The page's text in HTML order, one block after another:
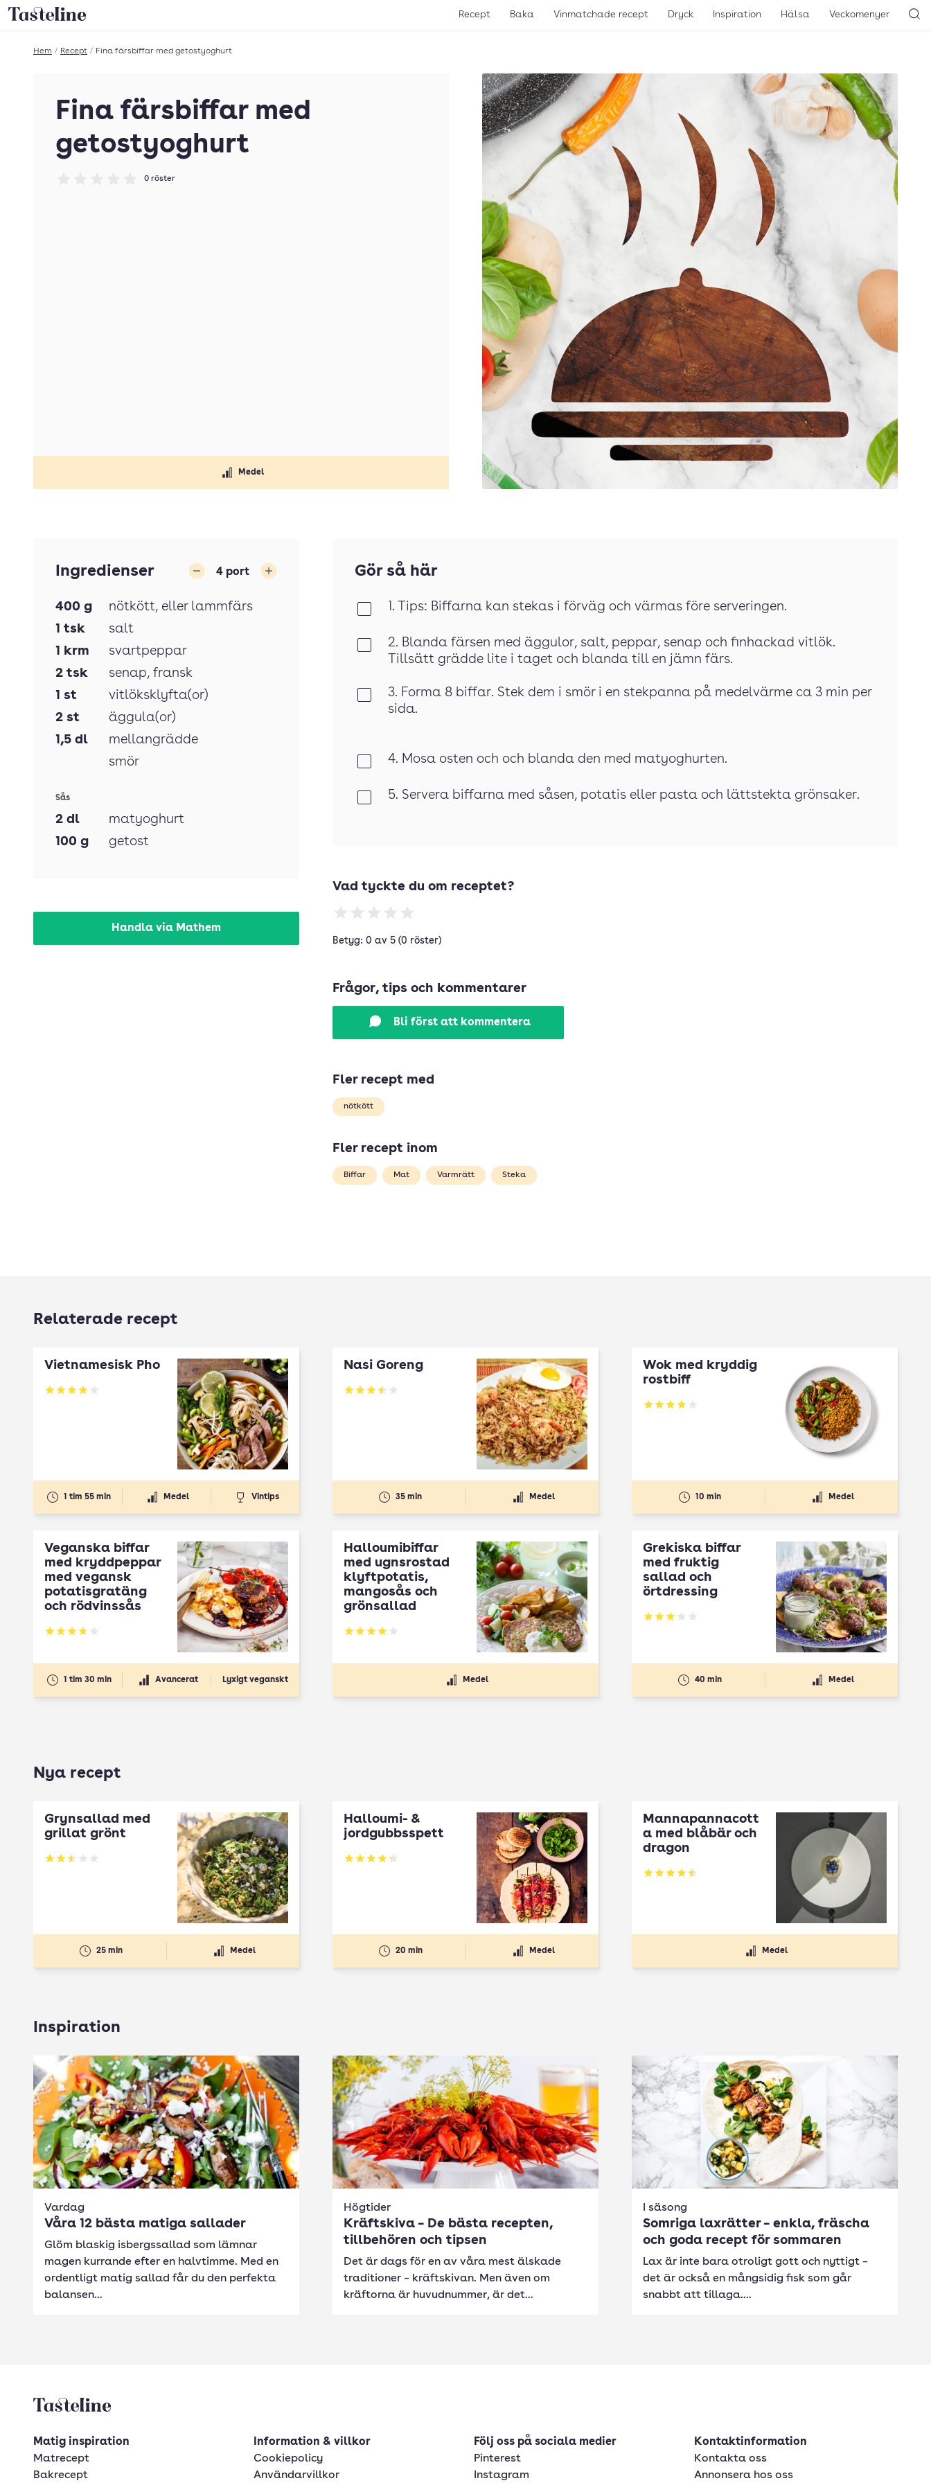
Till Tastelines startsida Recept Baka Vinmatchade recept Dryck Inspiration Hälsa Veckomenyer
Hem / Recept / Fina färsbiffar med getostyoghurt
Fina färsbiffar med
getostyoghurt
0 röster
Medel
Ingredienser 4 port
400 g nötkött, eller lammfärs
1 tsk
salt
1 krm
svartpeppar
2 tsk senap, fransk
1 st
vitlöksklyfta(or)
2 st
äggula(or)
1,5 dl
mellangrädde
smör
Sås
2 dl
matyoghurt
100 g getost
Handla via Mathem
Gör så här
1. Tips: Biffarna kan stekas i förväg och värmas före serveringen.
2. Blanda färsen med äggulor, salt, peppar, senap och finhackad vitlök.
Tillsätt grädde lite i taget och blanda till en jämn färs.
3. Forma 8 biffar. Stek dem i smör i en stekpanna på medelvärme ca 3 min per
sida.
4. Mosa osten och och blanda den med matyoghurten.
5. Servera biffarna med såsen, potatis eller pasta och lättstekta grönsaker.
Vad tyckte du om receptet?
Betyg: 0 av 5 (0 röster)
Frågor, tips och kommentarer
Bli först att kommentera
Fler recept med
nötkött
Fler recept inom
Biffar Mat Varmrätt Steka
Relaterade recept
Vietnamesisk Pho
Betyg: 3.91 av 5
1 tim 55 min Medel Vintips
Nasi Goreng
Betyg: 3.5 av 5
35 min Medel
Wok med kryddig
rostbiff
Betyg: 3.88 av 5
10 min Medel
Veganska biffar
med kryddpeppar
med vegansk
potatisgratäng
och rödvinssås
Betyg: 3.76 av 5
1 tim 30 min Avancerat Lyxigt veganskt
Halloumibiffar
med ugnsrostad
klyftpotatis,
mangosås och
grönsallad
Betyg: 4.03 av 5
Medel
Grekiska biffar
med fruktig
sallad och
örtdressing
Betyg: 3.12 av 5
40 min Medel
Nya recept
Grynsallad med
grillat grönt
Betyg: 2.5 av 5
25 min Medel
Halloumi- &
jordgubbsspett
Betyg: 4.3 av 5
20 min Medel
Mannapannacott
a med blåbär och
dragon
Betyg: 4.5 av 5
Medel
Inspiration
Vardag
Våra 12 bästa matiga sallader
Glöm blaskig isbergssallad som lämnar
magen kurrande efter en halvtimme. Med en
ordentligt matig sallad får du den perfekta
balansen...
Högtider
Kräftskiva – De bästa recepten,
tillbehören och tipsen
Det är dags för en av våra mest älskade
traditioner – kräftskivan. Men även om
kräftorna är huvudnummer, är det...
I säsong
Somriga laxrätter – enkla, fräscha
och goda recept för sommaren
Lax är inte bara otroligt gott och nyttigt –
det är också en mångsidig fisk som går
snabbt att tillaga....
Tasteline startsida
Matig inspiration
Matrecept
Bakrecept
Information & villkor
Cookiepolicy
Användarvillkor
Följ oss på sociala medier
Pinterest
Instagram
Kontaktinformation
Kontakta oss
Annonsera hos oss